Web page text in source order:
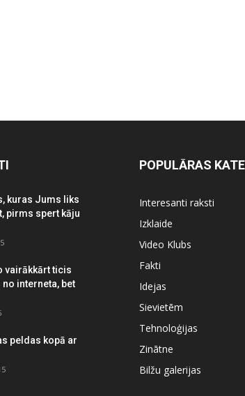
kuras Jums liks
pirms spert kāju
vairākkārt ticis
interneta, bet
peldas kopā ar
POPULĀRAS
Interesanti raksti
Izklaide
Video Klubs
Fakti
Idejas
Sievietēm
Tehnoloģijas
Zinātne
Bilžu galerijas